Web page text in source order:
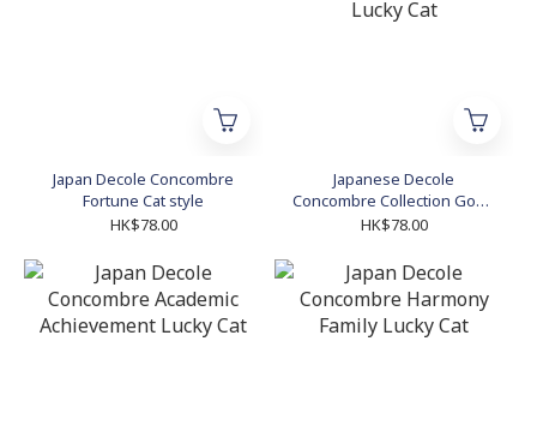
Japan Decole Concombre
Fortune Cat style
HK$78.00
Japanese Decole
Concombre Collection Good
Luck Charming Lucky Cat
HK$78.00